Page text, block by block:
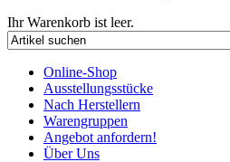
Ihr Warenkorb ist leer.
Online-Shop
Ausstellungsstücke
Nach Herstellern
Warengruppen
Angebot anfordern!
Über Uns